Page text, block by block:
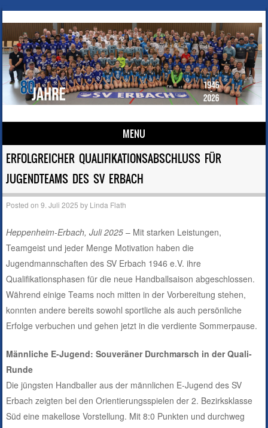
MENU
Skip to content
ERFOLGREICHER QUALIFIKATIONSABSCHLUSS FÜR
JUGENDTEAMS DES SV ERBACH
Posted on9. Juli 2025 by Linda Flath
Heppenheim-Erbach, Juli 2025 – Mit starken Leistungen,
Teamgeist und jeder Menge Motivation haben die
Jugendmannschaften des SV Erbach 1946 e.V. ihre
Qualifikationsphasen für die neue Handballsaison abgeschlossen.
Während einige Teams noch mitten in der Vorbereitung stehen,
konnten andere bereits sowohl sportliche als auch persönliche
Erfolge verbuchen und gehen jetzt in die verdiente Sommerpause.
Männliche E-Jugend: Souveräner Durchmarsch in der Quali-
Runde
Die jüngsten Handballer aus der männlichen E-Jugend des SV
Erbach zeigten bei den Orientierungsspielen der 2. Bezirksklasse
Süd eine makellose Vorstellung. Mit 8:0 Punkten und durchweg